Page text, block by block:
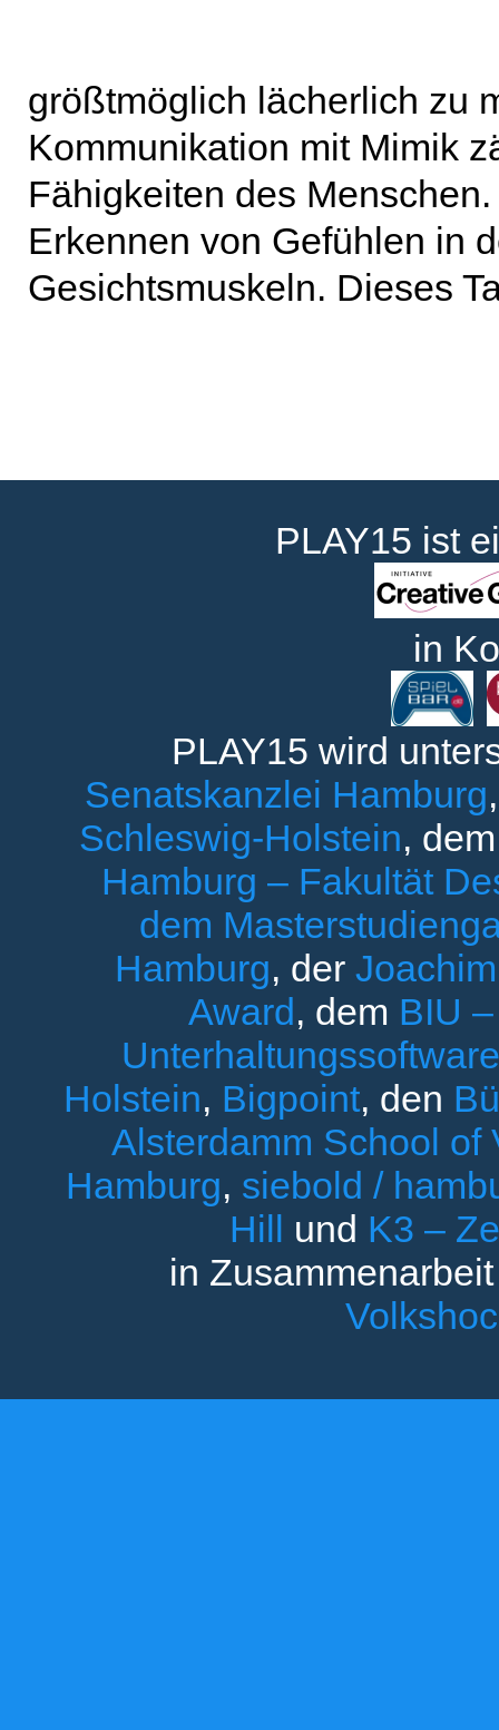
größtmöglich lächerlich zu
Kommunikation mit Mimik
Fähigkeiten des
Erkennen von Gefühlen in
Gesichtsmuskeln. Dieses
PLAY15 ist
in
PLAY15 wird
Senatskanzlei Hamburg
Schleswig-Holstein,
Hamburg – Fakultät
dem
Hamburg, der
Award, dem BIU
Holstein, Bigpoint, den
Alsterdamm School of
Hamburg, siebold /
Hill und K3 –
in